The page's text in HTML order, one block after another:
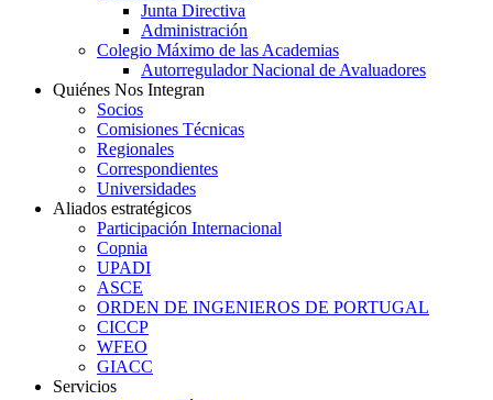
Junta Directiva
Administración
Colegio Máximo de las Academias
Autorregulador Nacional de Avaluadores
Quiénes Nos Integran
Socios
Comisiones Técnicas
Regionales
Correspondientes
Universidades
Aliados estratégicos
Participación Internacional
Copnia
UPADI
ASCE
ORDEN DE INGENIEROS DE PORTUGAL
CICCP
WFEO
GIACC
Servicios